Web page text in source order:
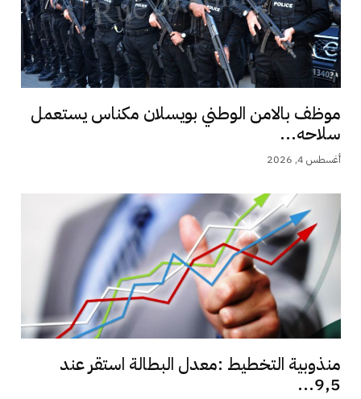
موظف بالامن الوطني بويسلان مكناس يستعمل
سلاحه...
أغسطس 4, 2026
منذوبية التخطيط :معدل البطالة استقر عند
9,5...